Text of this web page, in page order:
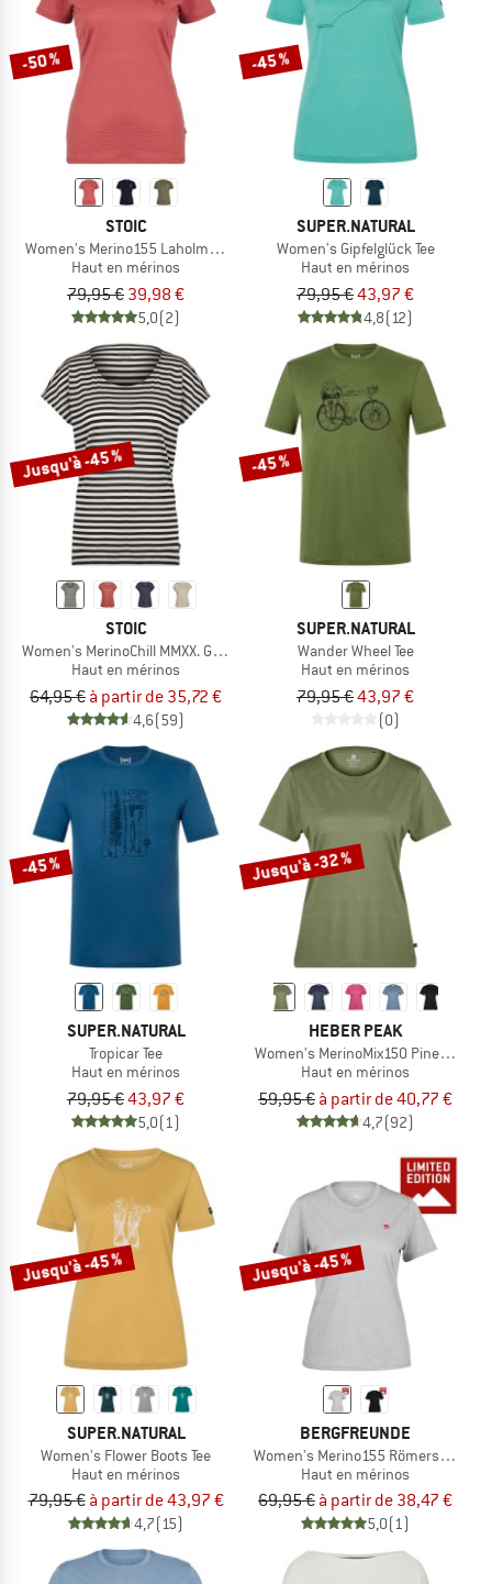
-50 %
STOIC
Women's Merino155 LaholmSt. T-Shirt Daisy Flower
Haut en mérinos
79,95 € 39,98 €
5,0(2)
-45 %
SUPER.NATURAL
Women's Gipfelglück Tee
Haut en mérinos
79,95 €43,97 €
4,8(12)
Jusqu'à -45 %
STOIC
Women's MerinoChill MMXX. Göteborg Loose Tee St
Haut en mérinos
64,95 € à partir de 35,72 €
4,6(59)
-45 %
SUPER.NATURAL
Wander Wheel Tee
Haut en mérinos
79,95 €43,97 €
(0)
-45 %
SUPER.NATURAL
Tropicar Tee
Haut en mérinos
79,95 €43,97 €
5,0(1)
Jusqu'à -32 %
HEBER PEAK
Women's MerinoMix150
Haut en mérinos
59,95 € à partir de 40,77 €
4,7(92)
Jusqu'à -45 %
SUPER.NATURAL
Women's Flower Boots Tee
Haut en mérinos
79,95 € à partir de 43,97 €
4,7(15)
Jusqu'à -45 %
BERGFREUNDE
Women's Merino155 RömersteinBF.
Haut en mérinos
69,95 € à partir de 38,47 €
5,0(1)